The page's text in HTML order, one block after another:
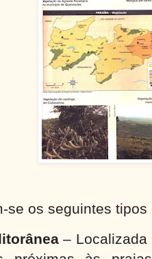
se os seguintes
–